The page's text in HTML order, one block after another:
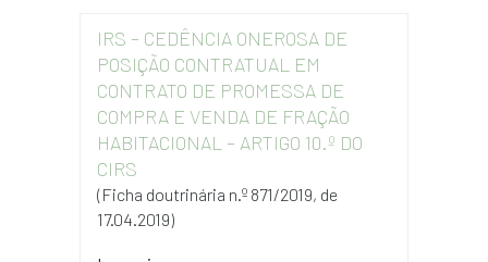
IRS – CEDÊNCIA ONEROSA DE
POSIÇÃO CONTRATUAL EM
CONTRATO DE PROMESSA DE
COMPRA E VENDA DE FRAÇÃO
HABITACIONAL – ARTIGO 10.º DO
CIRS
(Ficha doutrinária n.º 871/2019, de
17.04.2019)